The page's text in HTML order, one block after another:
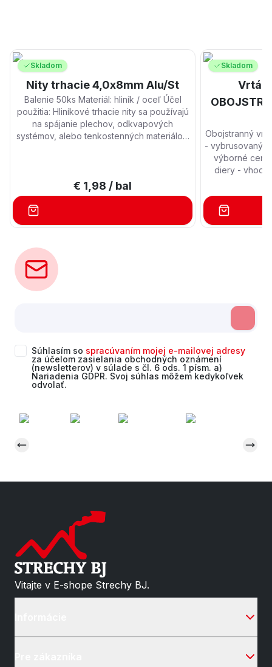
Skladom
Nity trhacie 4,0x8mm Alu/St
Balenie 50ks Materiál: hliník / oceľ Účel
použitia: Hliníkové trhacie nity sa používajú
na spájanie plechov, odkvapových
systémov, alebo tenkostenných materiálov.
€ 1,98 / bal
Skladom
Vrták
Obojstranný
- vybrusovaný,
výborné
diery -
Súhlasím so spracúvaním mojej e-mailovej adresy
za účelom zasielania obchodných oznámení
(newsletterov) v súlade s čl. 6 ods. 1 písm. a)
Nariadenia GDPR. Svoj súhlas môžem kedykoľvek
odvolať.
Vitajte v E-shope Strechy BJ.